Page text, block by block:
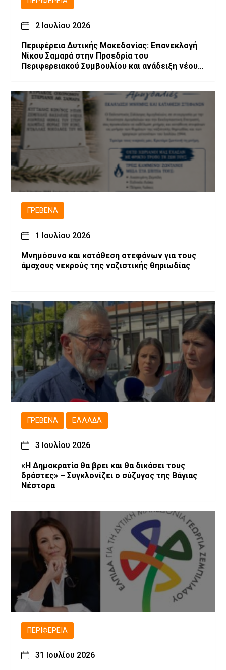
2 Ιουλίου 2026
Περιφέρεια Δυτικής Μακεδονίας: Επανεκλογή
Νίκου Σαμαρά στην Προεδρία του
Περιφερειακού Συμβουλίου και ανάδειξη νέου
ΓΡΕΒΕΝΆ
1 Ιουλίου 2026
Μνημόσυνο και κατάθεση στεφάνων για τους
άμαχους νεκρούς της ναζιστικής θηριωδίας
ΓΡΕΒΕΝΆ ΕΛΛΆΔΑ
3 Ιουλίου 2026
«Η Δημοκρατία θα βρει και θα δικάσει τους
δράστες» – Συγκλονίζει ο σύζυγος της Βάγιας
Νέστορα
ΠΕΡΙΦΈΡΕΙΑ
31 Ιουλίου 2026